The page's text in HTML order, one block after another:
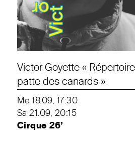
Victor Goyette «
patte des canards »
Me 18.09, 17:30
Sa 21.09, 20:15
Cirque 26’